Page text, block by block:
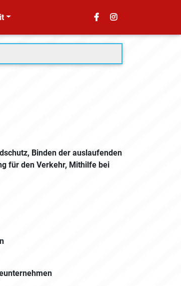
Binden der auslaufenden
für den Verkehr, Mithilfe bei